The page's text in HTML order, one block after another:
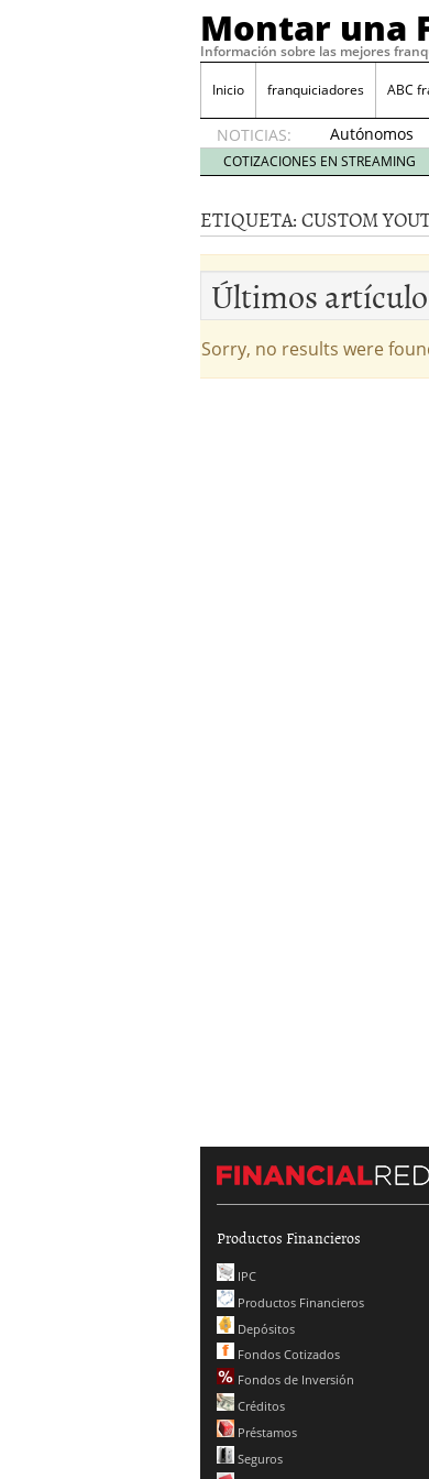
Montar una
Información sobre las mejores
Inicio franquiciadores ABC
NOTICIAS:
Autónomos
y baja
laboral
2014
¿Quieres ser
tener 4 julio
¿Está tu
Eureka
COTIZACIONES EN STREAMING
ETIQUETA:CUSTOM
Últimos
Sorry, no results were
Productos Financieros
IPC
Productos Financieros
Depósitos
Fondos Cotizados
Fondos de Inversión
Créditos
Préstamos
Seguros